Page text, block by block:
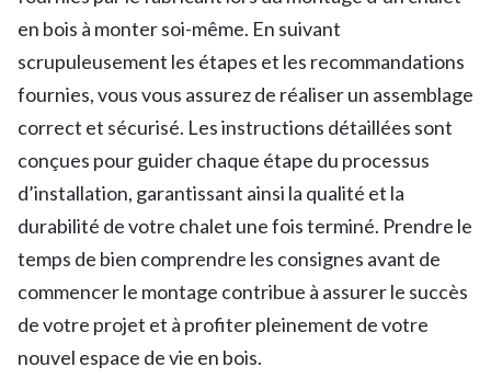
en bois à monter soi-même. En suivant
scrupuleusement les étapes et les recommandations
fournies, vous vous assurez de réaliser un assemblage
correct et sécurisé. Les instructions détaillées sont
conçues pour guider chaque étape du processus
d’installation, garantissant ainsi la qualité et la
durabilité de votre chalet une fois terminé. Prendre le
temps de bien comprendre les consignes avant de
commencer le montage contribue à assurer le succès
de votre projet et à profiter pleinement de votre
nouvel espace de vie en bois.